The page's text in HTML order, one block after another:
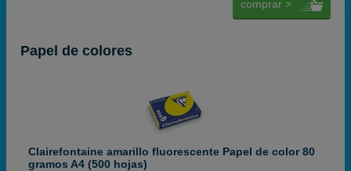
comprar >
Papel de colores
Clairefontaine amarillo fluorescente Papel de color 80
gramos A4 (500 hojas)